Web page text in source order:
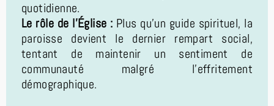
quotidienne.
Le rôle de l'Église : Plus qu'un guide spirituel, la
paroisse devient le dernier rempart social,
tentant de maintenir un sentiment de
communauté malgré l'effritement
démographique.